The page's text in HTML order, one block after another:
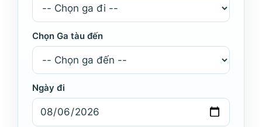
Chọn Ga tàu đến
Ngày đi